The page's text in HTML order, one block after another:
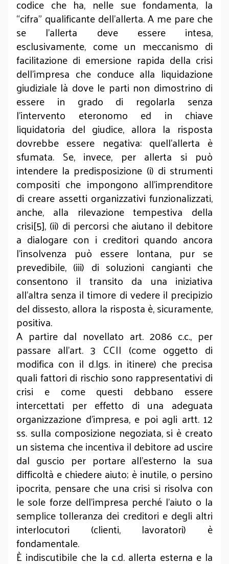
codice che ha, nelle sue fondamenta, la
“cifra” qualificante dell’allerta. A me pare che
se l’allerta deve essere intesa,
esclusivamente, come un meccanismo di
facilitazione di emersione rapida della crisi
dell’impresa che conduce alla liquidazione
giudiziale là dove le parti non dimostrino di
essere in grado di regolarla senza
l’intervento eteronomo ed in chiave
liquidatoria del giudice, allora la risposta
dovrebbe essere negativa: quell’allerta è
sfumata. Se, invece, per allerta si può
intendere la predisposizione (i) di strumenti
compositi che impongono all’imprenditore
di creare assetti organizzativi funzionalizzati,
anche, alla rilevazione tempestiva della
crisi[5], (ii) di percorsi che aiutano il debitore
a dialogare con i creditori quando ancora
l’insolvenza può essere lontana, pur se
prevedibile, (iii) di soluzioni cangianti che
consentono il transito da una iniziativa
all’altra senza il timore di vedere il precipizio
del dissesto, allora la risposta è, sicuramente,
positiva.
A partire dal novellato art. 2086 c.c., per
passare all’art. 3 CCII (come oggetto di
modifica con il d.lgs. in itinere) che precisa
quali fattori di rischio sono rappresentativi di
crisi e come questi debbano essere
intercettati per effetto di una adeguata
organizzazione d’impresa, e poi agli artt. 12
ss. sulla composizione negoziata, si è creato
un sistema che incentiva il debitore ad uscire
dal guscio per portare all’esterno la sua
difficoltà e chiedere aiuto; è inutile, o persino
ipocrita, pensare che una crisi si risolva con
le sole forze dell’impresa perché l’aiuto o la
semplice tolleranza dei creditori e degli altri
interlocutori (clienti, lavoratori) è
fondamentale.
È indiscutibile che la c.d. allerta esterna e la